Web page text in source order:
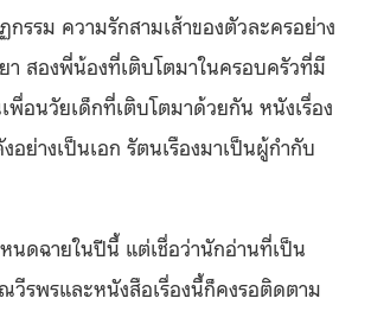
กรรม ความรักสามเส้าของตัวละครอย่าง
า สองพี่น้องที่เติบโตมาในครอบครัวที่มี
อนวัยเด็กที่เติบโตมาด้วยกัน หนังเรื่อง
อย่างเป็นเอก รัตนเรืองมาเป็นผู้กำกับ
นดฉายในปีนี้ แต่เชื่อว่านักอ่านที่เป็น
รพรและหนังสือเรื่องนี้ก็คงรอติดตาม